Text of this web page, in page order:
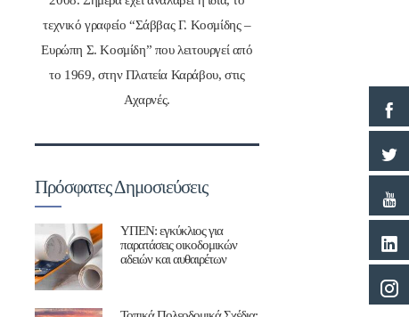
τεχνικό γραφείο “Σάββας Γ. Κοσμίδης –
Ευρώπη Σ. Κοσμίδη” που λειτουργεί από
το 1969, στην Πλατεία Καράβου, στις
Αχαρνές.
Πρόσφατες Δημοσιεύσεις
ΥΠΕΝ: εγκύκλιος για
παρατάσεις οικοδομικών
αδειών και αυθαιρέτων